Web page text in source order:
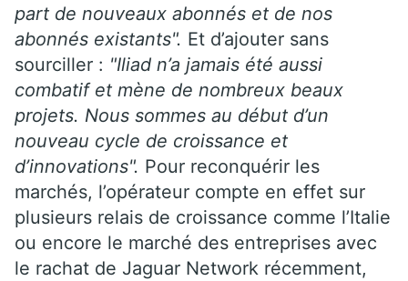
part de nouveaux abonnés et de nos
abonnés existants". Et d’ajouter sans
sourciller : "Iliad n’a jamais été aussi
combatif et mène de nombreux beaux
projets. Nous sommes au début d’un
nouveau cycle de croissance et
d’innovations". Pour reconquérir les
marchés, l’opérateur compte en effet sur
plusieurs relais de croissance comme l’Italie
ou encore le marché des entreprises avec
le rachat de Jaguar Network récemment,